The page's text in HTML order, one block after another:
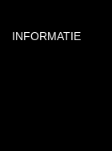
INFORMATIE